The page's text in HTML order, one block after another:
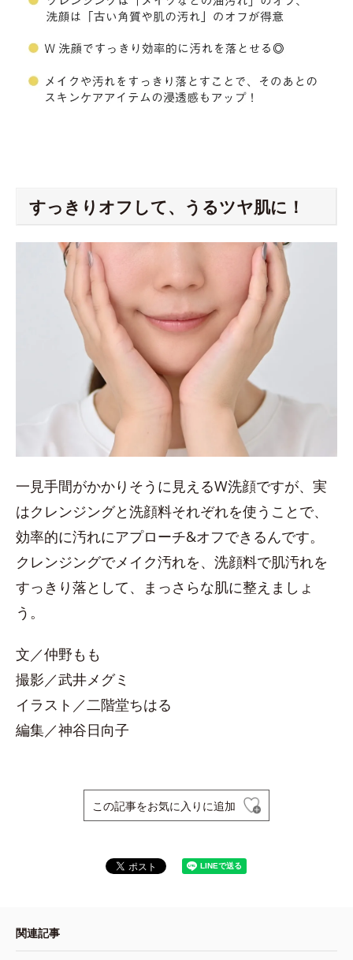
すっきりオフして、うるツヤ肌に！
一見手間がかかりそうに見えるW洗顔ですが、実
はクレンジングと洗顔料それぞれを使うことで、
効率的に汚れにアプローチ&オフできるんです。
クレンジングでメイク汚れを、洗顔料で肌汚れを
すっきり落として、まっさらな肌に整えましょ
う。
文／仲野もも
撮影／武井メグミ
イラスト／二階堂ちはる
編集／神谷日向子
この記事をお気に入りに追加
関連記事